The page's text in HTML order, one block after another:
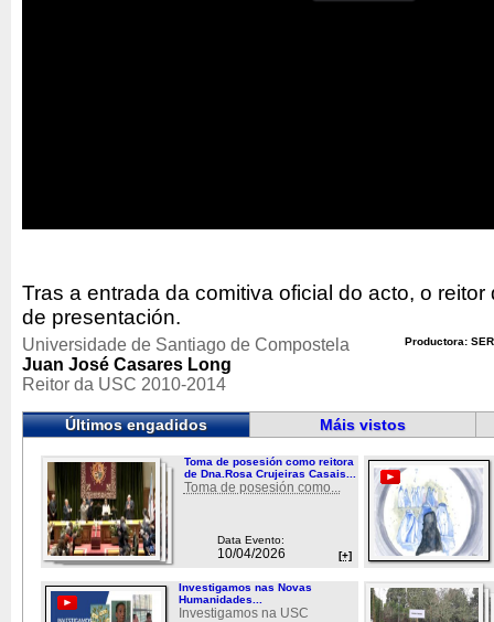
Tras a entrada da comitiva oficial do acto, o
de presentación.
Productora:
Universidade de Santiago de Compostela
Juan José Casares Long
Reitor da USC 2010-2014
Últimos engadidos Máis vistos
Toma de posesión como reitora
de Dna.Rosa Crujeiras Casais...
Toma de posesión como...
Data Evento:
10/04/2026 [+]
Investigamos nas Novas
Humanidades...
Investigamos na USC